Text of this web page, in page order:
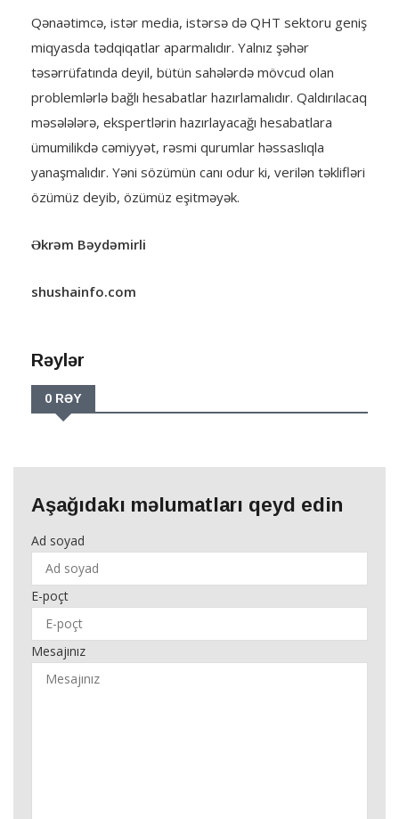
Qənaətimcə, istər media, istərsə də QHT sektoru geniş
miqyasda tədqiqatlar aparmalıdır. Yalnız şəhər
təsərrüfatında deyil, bütün sahələrdə mövcud olan
problemlərlə bağlı hesabatlar hazırlamalıdır. Qaldırılacaq
məsələlərə, ekspertlərin hazırlayacağı hesabatlara
ümumilikdə cəmiyyət, rəsmi qurumlar həssaslıqla
yanaşmalıdır. Yəni sözümün canı odur ki, verilən təklifləri
özümüz deyib, özümüz eşitməyək.
Əkrəm Bəydəmirli
shushainfo.com
Rəylər
0 RƏY
Aşağıdakı məlumatları qeyd edin
Ad soyad
E-poçt
Mesajınız